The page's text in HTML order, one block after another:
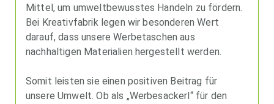
Mittel, um umweltbewusstes Handeln zu fördern.
Bei Kreativfabrik legen wir besonderen Wert
darauf, dass unsere Werbetaschen aus
nachhaltigen Materialien hergestellt werden.
Somit leisten sie einen positiven Beitrag für
unsere Umwelt. Ob als „Werbesackerl“ für den